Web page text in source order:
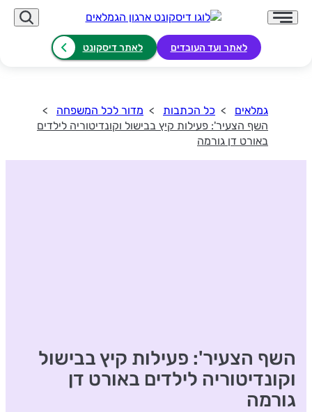
לאתר ועד העובדים לאתר דיסקונט
גמלאים כל הכתבות
מדור לכל המשפחה
השף הצעיר': פעילות קיץ בבישול וקונדיטוריה לילדים
באורט דן גורמה
השף הצעיר': פעילות קיץ בבישול
וקונדיטוריה לילדים באורט דן
גורמה